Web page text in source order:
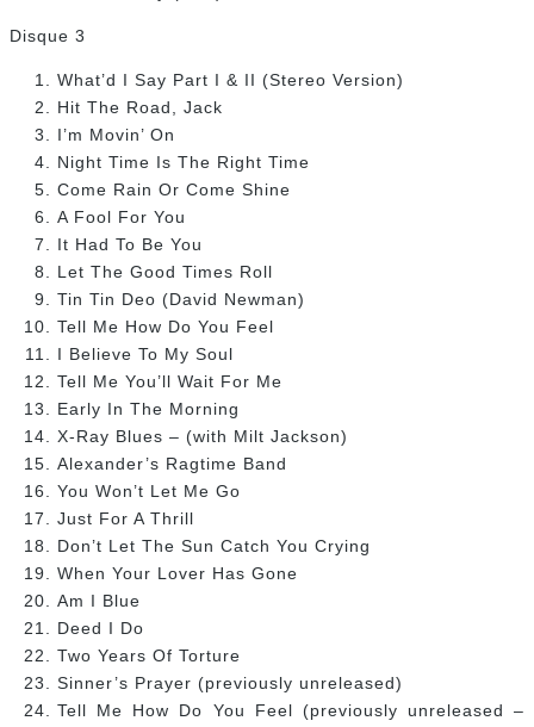
Disque 3
What’d I Say Part I & II (Stereo Version)
Hit The Road, Jack
I’m Movin’ On
Night Time Is The Right Time
Come Rain Or Come Shine
A Fool For You
It Had To Be You
Let The Good Times Roll
Tin Tin Deo (David Newman)
Tell Me How Do You Feel
I Believe To My Soul
Tell Me You’ll Wait For Me
Early In The Morning
X-Ray Blues – (with Milt Jackson)
Alexander’s Ragtime Band
You Won’t Let Me Go
Just For A Thrill
Don’t Let The Sun Catch You Crying
When Your Lover Has Gone
Am I Blue
Deed I Do
Two Years Of Torture
Sinner’s Prayer (previously unreleased)
Tell Me How Do You Feel (previously unreleased –